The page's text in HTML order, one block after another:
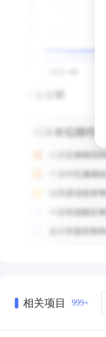
相关项目 999+